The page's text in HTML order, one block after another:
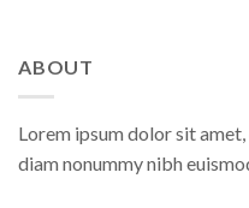
ABOUT
Lorem ipsum dolor sit
diam nonummy nibh